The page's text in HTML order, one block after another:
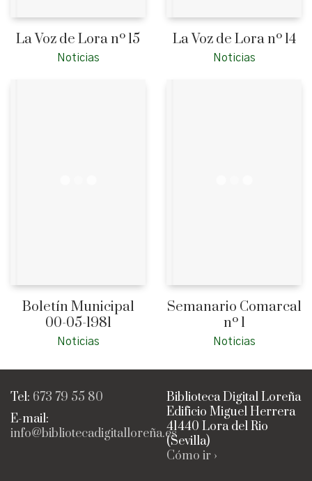
La Voz de Lora nº 15
Noticias
La Voz de Lora nº 14
Noticias
Boletín Municipal
00-05-1981
Noticias
Semanario Comarcal
nº 1
Noticias
Tel: 673 79 55 80
E-mail:
info@bibliotecadigitalloreña.es
Biblioteca Digital Loreña
Edificio Miguel Herrera
41440 Lora del Rio
(Sevilla)
Cómo ir ›